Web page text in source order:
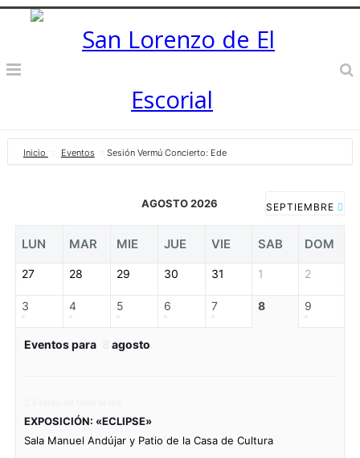
Inicio Eventos Sesión Vermú Concierto: Ede
AGOSTO 2026 SEPTIEMBRE
LUN MAR MIE JUE VIE SAB DOM
27 28 29 30 31 1 2
3 4 5 6 7 8 9
Eventos para agosto
EXPOSICIÓN: «ECLIPSE»
Sala Manuel Andújar y Patio de la Casa de Cultura